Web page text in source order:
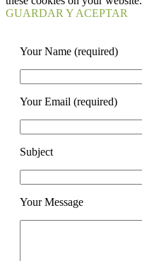
GUARDAR Y ACEPTAR
Your Name (required)
Your Email (required)
Subject
Your Message